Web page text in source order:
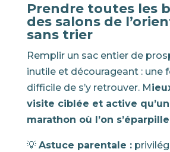
Prendre toutes les
des salons de
sans trier
Remplir un sac entier de
inutile et décourageant : une
difficile de s’y retrouver. M
visite ciblée et active
marathon où l’on
💡 Astuce parentale :